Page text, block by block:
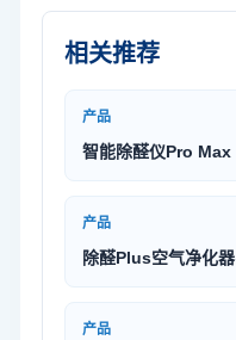
相关推荐
产品
智能除醛仪Pro Max
产品
除醛Plus空气净化器
产品